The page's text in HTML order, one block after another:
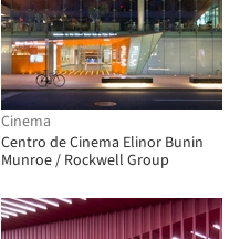
Cinema
Centro de Cinema Elinor Bunin
Munroe / Rockwell Group